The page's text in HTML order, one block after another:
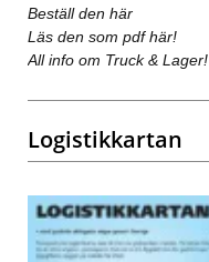
Beställ den här
Läs den som pdf här!
All info om Truck & Lager!
Logistikkartan